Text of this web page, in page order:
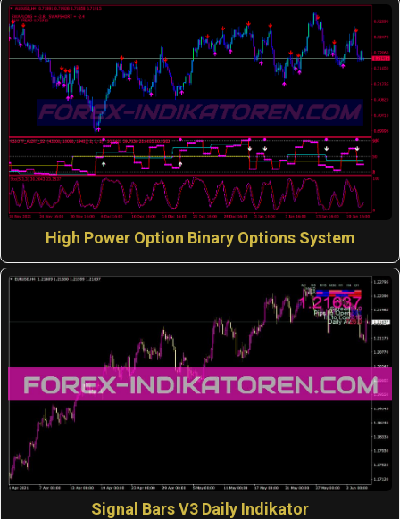
High Power Option Binary Options System
Signal Bars V3 Daily Indikator